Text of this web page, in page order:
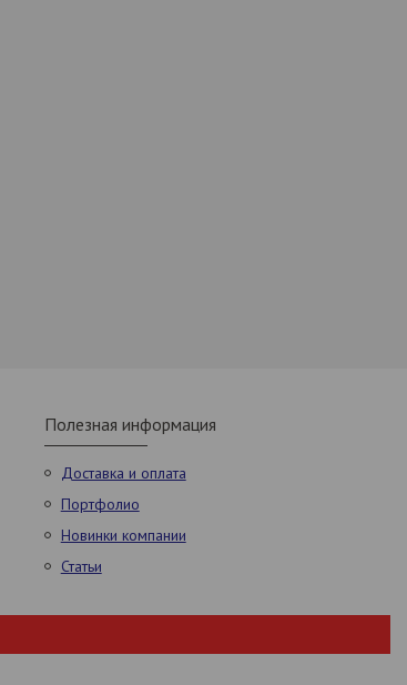
Полезная информация
Доставка и оплата
Портфолио
Новинки компании
Статьи